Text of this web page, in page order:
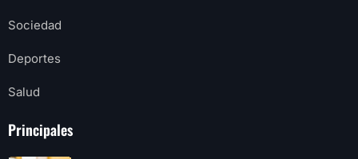
Sociedad
Deportes
Salud
Principales